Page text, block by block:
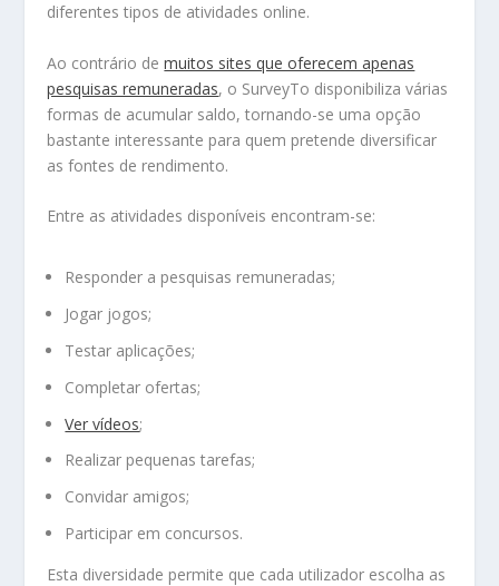
diferentes tipos de atividades online.
Ao contrário demuitos sites que oferecem apenas
pesquisas remuneradas, o SurveyTo disponibiliza várias
formas de acumular saldo, tornando-se uma opção
bastante interessante para quem pretende diversificar
as fontes de rendimento.
Entre as atividades disponíveis encontram-se:
Responder a pesquisas remuneradas;
Jogar jogos;
Testar aplicações;
Completar ofertas;
Ver vídeos;
Realizar pequenas tarefas;
Convidar amigos;
Participar em concursos.
Esta diversidade permite que cada utilizador escolha as